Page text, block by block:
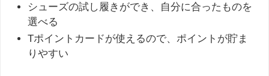
シューズの試し履きができ、自分に合ったものを
選べる​
Tポイントカードが使えるので、ポイントが貯ま
りやすい